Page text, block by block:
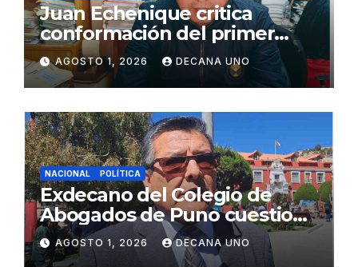
Juan Echenique critica
conformación del primer
gabinete ministerial de Keiko
Fujimori
AGOSTO 1, 2026 DECANA UNO
NACIONAL POLÍTICA
Exdecano del Colegio de
Abogados de Puno cuestiona
propuestas sobre seguridad
ciudadana
AGOSTO 1, 2026 DECANA UNO